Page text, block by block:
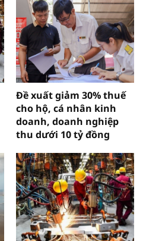
Đề xuất giảm 30% thuế
cho hộ, cá nhân kinh
doanh, doanh nghiệp
thu dưới 10 tỷ đồng